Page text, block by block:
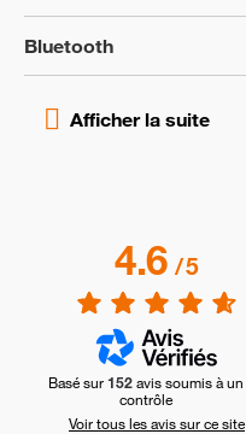
Bluetooth
4.6/5
Basé sur 152avis soumis à un
contrôle
Voir tous les avis sur ce site